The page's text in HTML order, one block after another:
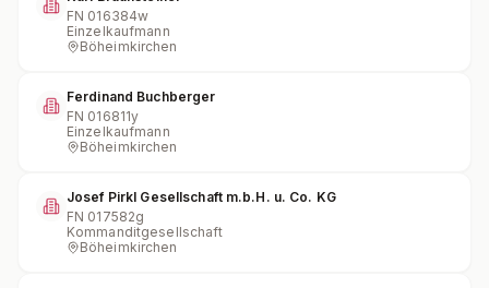
FN 016384w
Einzelkaufmann
Böheimkirchen
Ferdinand Buchberger
FN 016811y
Einzelkaufmann
Böheimkirchen
Josef Pirkl Gesellschaft m.b.H. u. Co. KG
FN 017582g
Kommanditgesellschaft
Böheimkirchen